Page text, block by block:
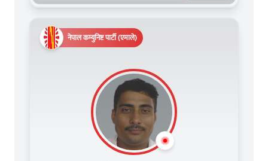
नेपाल कम्युनिष्ट पार्टी (एमाले)